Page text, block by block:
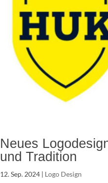
Neues
und Tradition
12. Sep. 2024 | Logo Design